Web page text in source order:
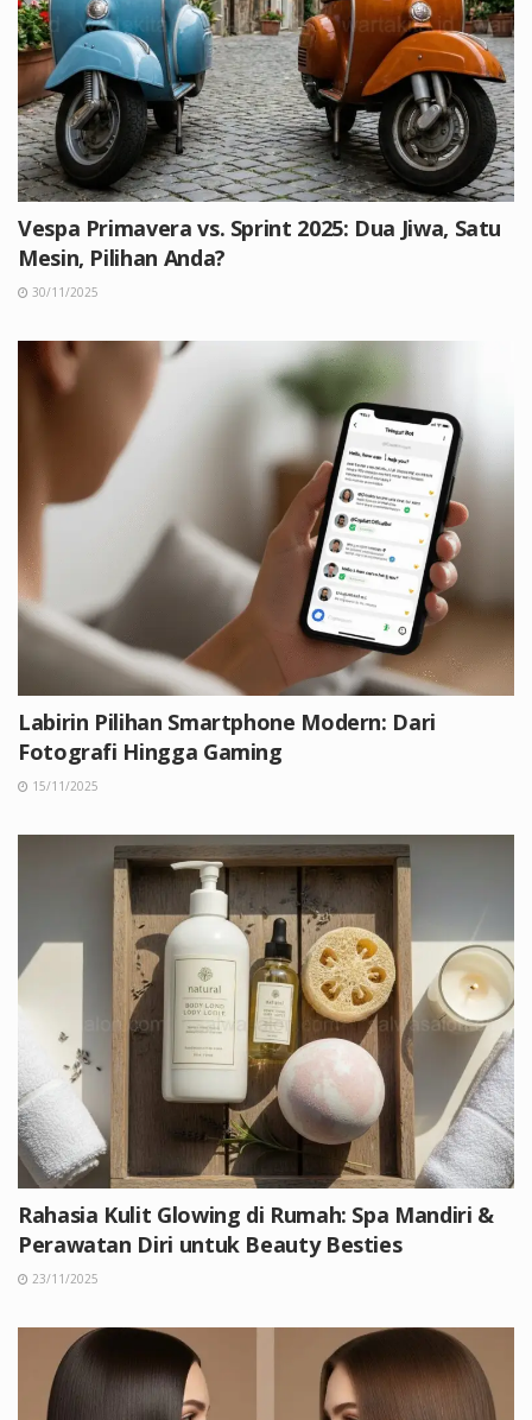
Vespa Primavera vs. Sprint 2025: Dua Jiwa, Satu
Mesin, Pilihan Anda?
30/11/2025
Labirin Pilihan Smartphone Modern: Dari
Fotografi Hingga Gaming
15/11/2025
Rahasia Kulit Glowing di Rumah: Spa Mandiri &
Perawatan Diri untuk Beauty Besties
23/11/2025